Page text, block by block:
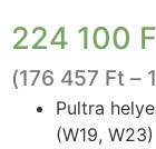
224 100
(176 457 Ft –
Pultra
(W19, W23)